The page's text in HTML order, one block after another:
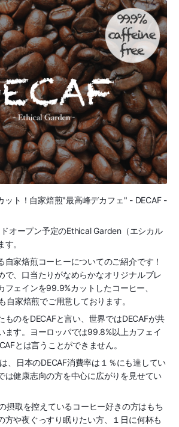
ット！自家焙煎"最高峰デカフェ" - DECAF -
オープン予定のEthical Garden（エシカル
。
自家焙煎コーヒーについてのご紹介です！
で、口当たりがなめらかなオリジナルブレ
フェインを99.9%カットしたコーヒー、
自家焙煎でご用意しております。
ものをDECAFと言い、世界ではDECAFが共
ます。ヨーロッパでは99.8%以上カフェイ
とは言うことができません。
、日本のDECAF消費率は１％にも達してい
は健康志向の方を中心に広がりを見せてい
摂取を控えているコーヒー好きの方はもち
方や夜ぐっすり眠りたい方、１日に何杯も